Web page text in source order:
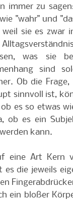
immer zu
"wahr" und
weil sie es zwar
was sie
sind
Ob die Frage,
sinnvoll ist,
es so etwas
ob es ein
kann.
eine Art Kern
die jeweils
ein bloßer